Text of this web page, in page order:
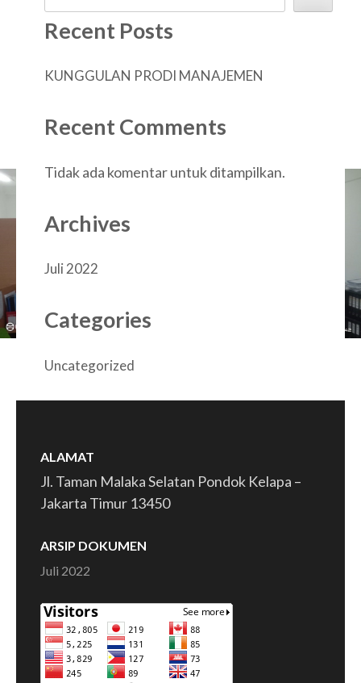
Recent Posts
KUNGGULAN PRODI MANAJEMEN
Recent Comments
Tidak ada komentar untuk ditampilkan.
Archives
Juli 2022
Categories
Uncategorized
ALAMAT
Jl. Taman Malaka Selatan Pondok Kelapa –
Jakarta Timur 13450
ARSIP DOKUMEN
Juli 2022